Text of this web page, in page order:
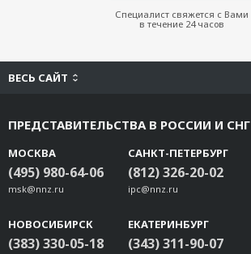
Специалист свяжется с Вами
в течение 24 часов
ВЕСЬ САЙТ
ПРЕДСТАВИТЕЛЬСТВА В РОССИИ И СНГ
МОСКВА
(495) 980-64-06
msk@nnz.ru
САНКТ-ПЕТЕРБУРГ
(812) 326-20-02
ipc@nnz.ru
НОВОСИБИРСК
(383) 330-05-18
ЕКАТЕРИНБУРГ
(343) 311-90-07